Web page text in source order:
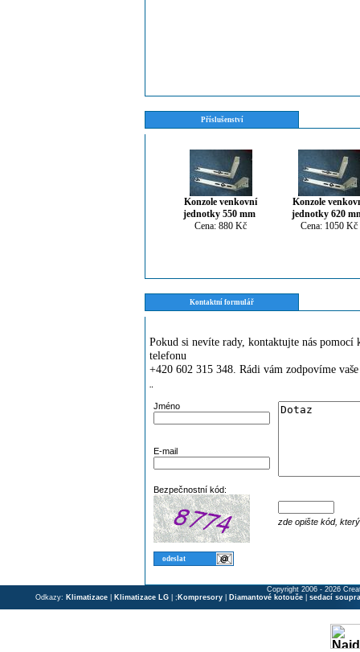
Příslušenství
Konzole venkovní
jednotky 550 mm
Cena: 880 Kč
Konzole
jednotky 620
Cena: 1050 Kč
Kontaktní formulář
Pokud si nevíte rady, kontaktujte nás
telefonu
+420 602 315 348. Rádi vám zodpovíme
¨
Jméno
E-mail
Bezpečnostní kód:
zde opište kód,
Copyright 2006 - 2026
Odkazy: Klimatizace Klimatizace LG | ; Kompresory Diamantové kotouče sedací